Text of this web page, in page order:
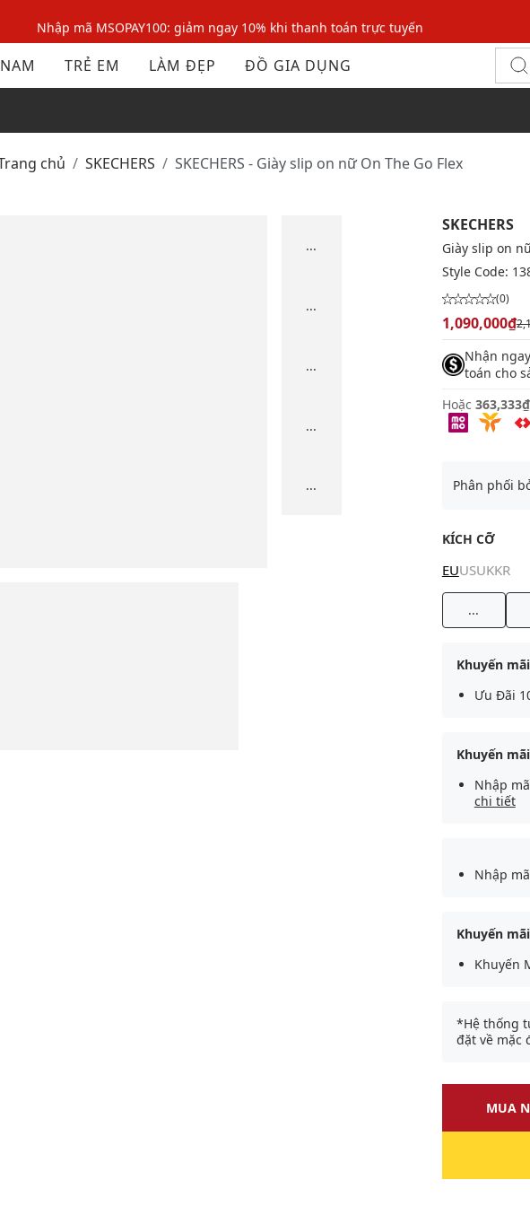
Nhập mã MSOPAY100: giảm ngay 10% khi thanh toán trực tuyến
Nhập mã: MSOXINCHAO - Giảm 10% đơn đầu cho thành viên mới!
Nhập mã MSOPAY100: giảm ngay 10% khi thanh toán trực tuyến
NAM TRẺ EM LÀM ĐẸP ĐỒ GIA DỤNG
Trang chủ SKECHERS SKECHERS - Giày slip on nữ On The Go Flex
...
...
...
...
...
SKECHERS
Giày slip on
Style Code:
(0)
1,090,000₫
Nhận ngay
toán cho
Hoặc 363,333₫
Phân phối
KÍCH CỠ
EUUSUKKR
...
Khuyến mãi
Ưu Đãi
Khuyến mãi
Nhập
chi tiết
Nhập
Khuyến mãi
Khuyến
*Hệ thống
đặt về mặc
MUA